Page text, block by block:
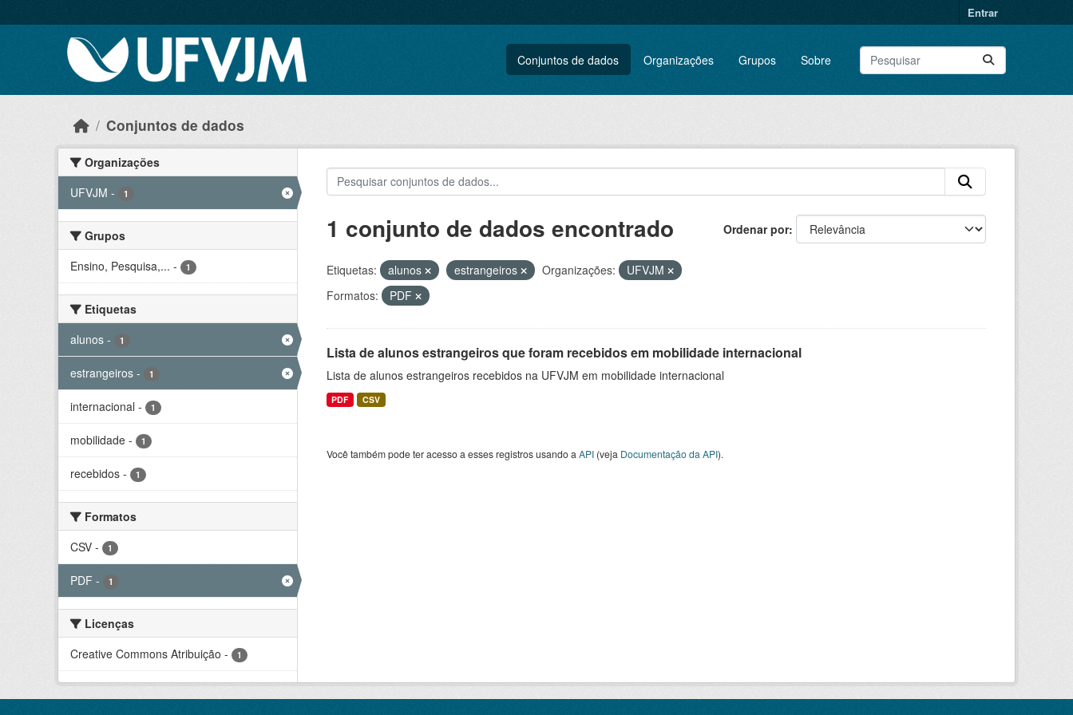
Entrar
Conjuntos de dados Organizações Grupos Sobre
Conjuntos de dados
Organizações
UFVJM - 1
Grupos
Ensino, Pesquisa,... - 1
Etiquetas
alunos - 1
estrangeiros - 1
internacional - 1
mobilidade - 1
recebidos - 1
Formatos
CSV - 1
PDF - 1
Licenças
Creative Commons Atribuição - 1
Ordenar por
1 conjunto de dados encontrado
Etiquetas: alunos estrangeiros Organizações:
UFVJM
Formatos:
PDF
Lista de alunos estrangeiros que foram recebidos em mobilidade internacional
Lista de alunos estrangeiros recebidos na UFVJM em mobilidade internacional
PDF CSV
Você também pode ter acesso a esses registros usando a API(veja Documentação da API).